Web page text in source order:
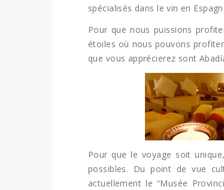
spécialisés dans le vin en
Pour que nous puissions
étoiles où nous pouvons
que vous apprécierez sont
Pour que le voyage soit
possibles. Du point de vue
actuellement le “Musée